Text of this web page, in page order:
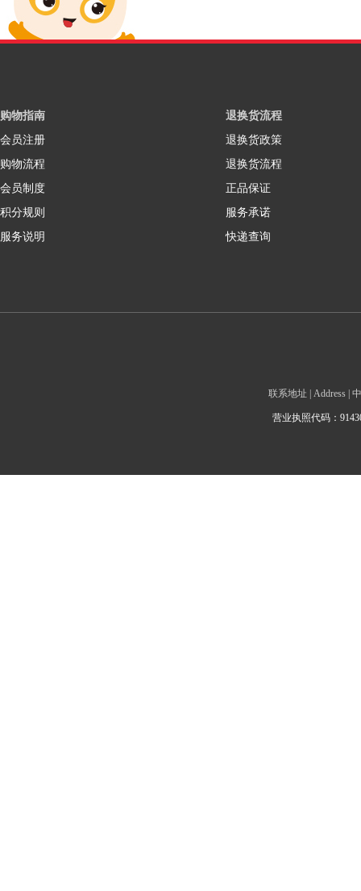
购物指南
会员注册
购物流程
会员制度
积分规则
服务说明
退换货流程
退换货政策
退换货流程
正品保证
服务承诺
快递查询
联系地址 | Address |
营业执照代码：